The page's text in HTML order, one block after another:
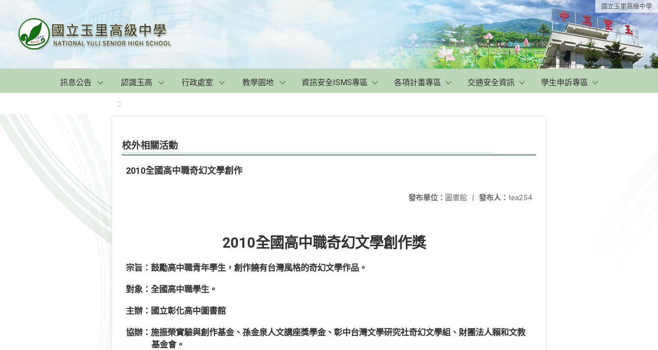
國立玉里高級中學
訊息公告 認識玉高 行政處室 教學園地 資訊安全ISMS專區 各項計畫專區 交通安全資訊 學生申訴專區
:::
校外相關活動
2010全國高中職奇幻文學創作
發布人： tea254
發布單位： 圖書館 |
2010全國高中職奇幻文學創作獎
宗旨：鼓勵高中職青年學生，創作饒有台灣風格的奇幻文學作品。
對象：全國高中職學生。
主辦：國立彰化高中圖書館
協辦：施振榮實驗與創作基金、孫金泉人文講座獎學金、彰中台灣文學研究社奇幻文學組、財團法人賴和文教
基金會。